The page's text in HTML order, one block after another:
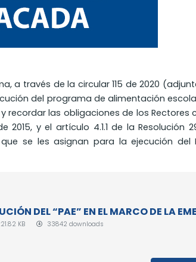
a través de la circular 115 de 2020
del programa de alimentación
recordar las obligaciones de los Rectores
y el artículo 4.1.1 de la Resolución
se les asignan para la ejecución del
DEL “PAE” EN EL MARCO DE LA
KB 33842 downloads